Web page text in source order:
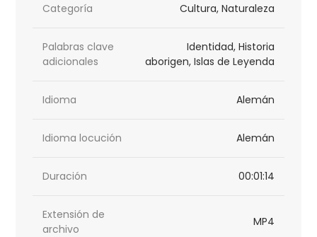
Categoría Cultura, Naturaleza
Palabras clave
adicionales
Identidad, Historia
aborigen, Islas de Leyenda
Idioma Alemán
Idioma locución Alemán
Duración 00:01:14
Extensión de
archivo
MP4